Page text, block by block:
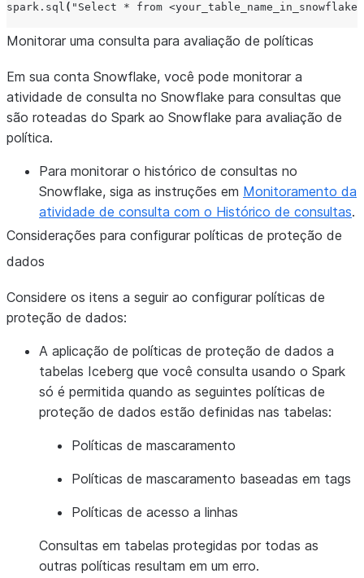
spark . sql ( "Select * from
Monitorar uma consulta para avaliação de políticas
Em sua conta Snowflake, você pode monitorar a
atividade de consulta no Snowflake para consultas que
são roteadas do Spark ao Snowflake para avaliação de
política.
Para monitorar o histórico de consultas no
Snowflake, siga as instruções em Monitoramento da
atividade de consulta com o Histórico de consultas.
Considerações para configurar políticas de proteção de
dados
Considere os itens a seguir ao configurar políticas de
proteção de dados:
A aplicação de políticas de proteção de dados a
tabelas Iceberg que você consulta usando o Spark
só é permitida quando as seguintes políticas de
proteção de dados estão definidas nas tabelas:
Políticas de mascaramento
Políticas de mascaramento baseadas em tags
Políticas de acesso a linhas
Consultas em tabelas protegidas por todas as
outras políticas resultam em um erro.